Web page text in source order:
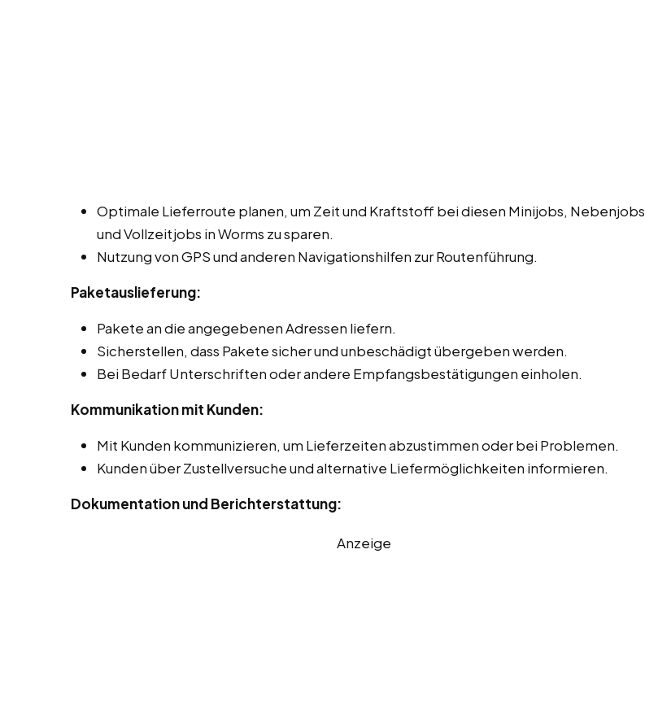
Optimale Lieferroute planen, um Zeit und Kraftstoff bei diesen Minijobs, Nebenjobs
und Vollzeitjobs in Worms zu sparen.
Nutzung von GPS und anderen Navigationshilfen zur Routenführung.
Paketauslieferung:
Pakete an die angegebenen Adressen liefern.
Sicherstellen, dass Pakete sicher und unbeschädigt übergeben werden.
Bei Bedarf Unterschriften oder andere Empfangsbestätigungen einholen.
Kommunikation mit Kunden:
Mit Kunden kommunizieren, um Lieferzeiten abzustimmen oder bei Problemen.
Kunden über Zustellversuche und alternative Liefermöglichkeiten informieren.
Dokumentation und Berichterstattung:
Anzeige